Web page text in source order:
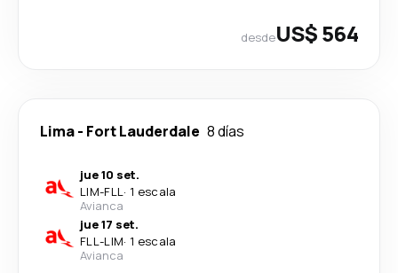
desdeUS$ 564
Lima- Fort Lauderdale 8 días
jue 10 set.
LIM-FLL· 1 escala
Avianca
jue 17 set.
FLL-LIM· 1 escala
Avianca